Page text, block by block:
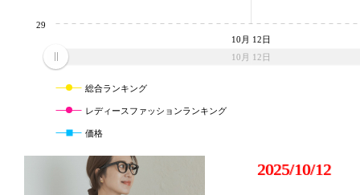
10月 12日
10月 12日
29
総合ランキング
レディースファッションランキング
価格
2025/10/12